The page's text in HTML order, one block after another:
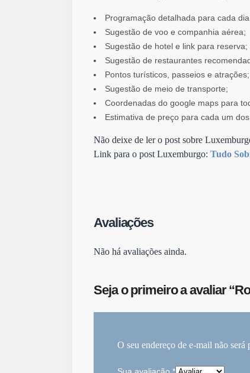
Programação detalhada para cada
Sugestão de voo e companhia aérea;
Sugestão de hotel e link para reserva;
Sugestão de restaurantes
Pontos turísticos, passeios e atrações;
Sugestão de meio de transporte;
Coordenadas do google maps para
Estimativa de preço para cada um
Não deixe de ler o post sobre
Link para o post Luxemburgo: Tudo
Avaliações
Não há avaliações ainda.
Seja o primeiro a avaliar
O seu endereço de e-mail não será
Sua avaliação *